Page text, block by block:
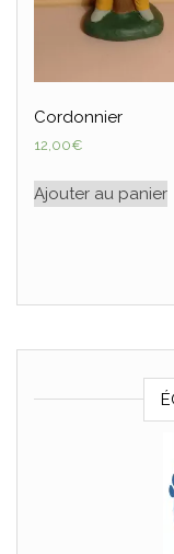
Cordonnier
12,00€
Ajouter au panier